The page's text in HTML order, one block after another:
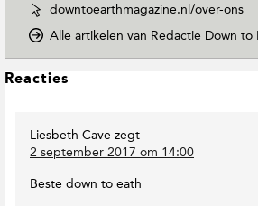
e
d
t
D
o
n
W
b
s
i
v
n
R
downtoearthmagazine.nl/over-ons
Alle artikelen van Redactie Down to
L
Reacties
Liesbeth Cave zegt
2 september 2017 om 14:00
Beste down to eath